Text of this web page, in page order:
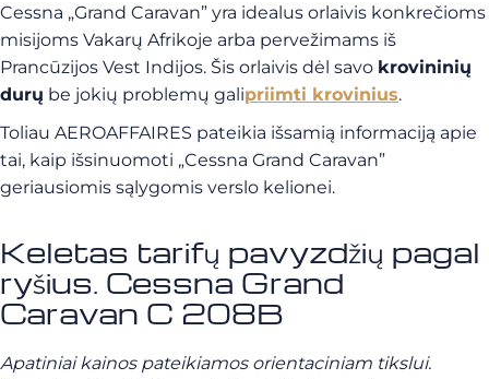
Cessna „Grand Caravan” yra idealus orlaivis konkrečioms
misijoms Vakarų Afrikoje arba pervežimams iš
Prancūzijos Vest Indijos. Šis orlaivis dėl savo krovininių
durų be jokių problemų galipriimti krovinius.
Toliau AEROAFFAIRES pateikia išsamią informaciją apie
tai, kaip išsinuomoti „Cessna Grand Caravan”
geriausiomis sąlygomis verslo kelionei.
Keletas tarifų pavyzdžių pagal
ryšius. Cessna Grand
Caravan C 208B
Apatiniai kainos pateikiamos orientaciniam tikslui.